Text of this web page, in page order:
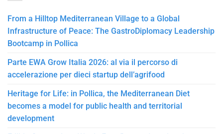
From a Hilltop Mediterranean Village to a Global
Infrastructure of Peace: The GastroDiplomacy Leadership
Bootcamp in Pollica
Parte EWA Grow Italia 2026: al via il percorso di
accelerazione per dieci startup dell’agrifood
Heritage for Life: in Pollica, the Mediterranean Diet
becomes a model for public health and territorial
development